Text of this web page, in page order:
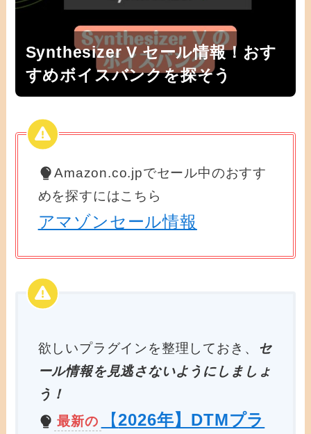
Synthesizer V セール情報！おす
すめボイスバンクを探そう
Amazon.co.jpでセール中のおすす
めを探すにはこちら
アマゾンセール情報
欲しいプラグインを整理しておき、
セ
ール情報を見逃さないようにしましょ
う！
最新の
【2026年】DTMプラ